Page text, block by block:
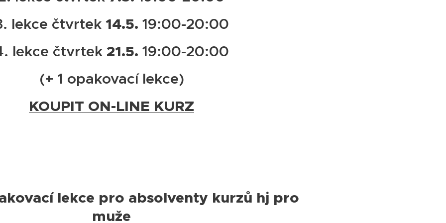
lekce čtvrtek 14.5. 19:00-20:00
lekce čtvrtek 21.5. 19:00-20:00
(+ 1 opakovací lekce)
KOUPIT ON-LINE KURZ
lekce pro absolventy kurzů hj pro
muže